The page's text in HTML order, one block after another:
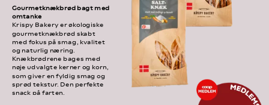
Gourmetknækbrød bagt med
omtanke
Krispy Bakery er økologiske
gourmetknækbrød skabt
med fokus på smag, kvalitet
og naturlig næring.
Knækbrødrene bages med
nøje udvalgte kerner og korn,
som giver en fyldig smag og
sprød tekstur. Den perfekte
snack på farten.